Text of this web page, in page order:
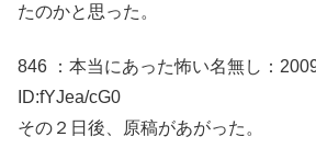
たのかと思った。
846 ：本当にあった怖い名無し：
ID:fYJea/cG0
その２日後、原稿があがった。